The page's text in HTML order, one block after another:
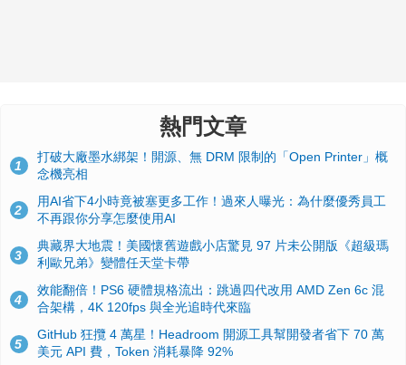
熱門文章
1
打破大廠墨水綁架！開源、無 DRM 限制的「Open Printer」概
念機亮相
2
用AI省下4小時竟被塞更多工作！過來人曝光：為什麼優秀員工
不再跟你分享怎麼使用AI
3
典藏界大地震！美國懷舊遊戲小店驚見 97 片未公開版《超級瑪
利歐兄弟》變體任天堂卡帶
4
效能翻倍！PS6 硬體規格流出：跳過四代改用 AMD Zen 6c 混
合架構，4K 120fps 與全光追時代來臨
5
GitHub 狂攬 4 萬星！Headroom 開源工具幫開發者省下 70 萬
美元 API 費，Token 消耗暴降 92%